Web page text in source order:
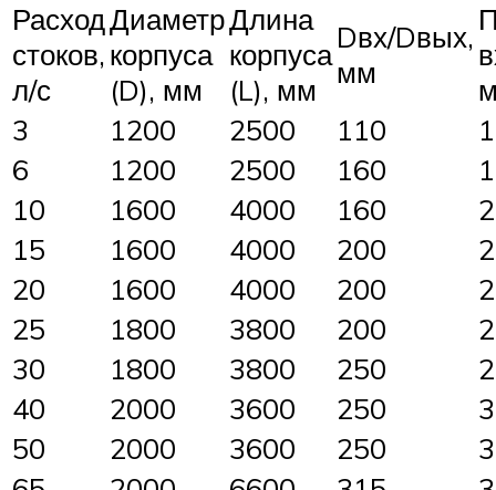
Расход
стоков,
л/с
Диаметр
корпуса
(D), мм
Длина
корпуса
(L), мм
Dвх/Dвых,
мм
3
1200 2500 110
6
1200 2500 160
10
1600 4000 160
15
1600 4000 200
20
1600 4000 200
25
1800 3800 200
30
1800 3800 250
40
2000 3600 250
50
2000 3600 250